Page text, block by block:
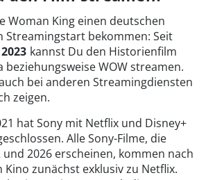
Woman King einen deutschen
Streamingstart bekommen: Seit
kannst Du den Historienfilm
beziehungsweise WOW streamen.
bei anderen Streamingdiensten
zeigen.
hat Sony mit Netflix und Disney+
Alle Sony-Filme, die
und 2026 erscheinen, kommen nach
Kino zunächst exklusiv zu Netflix.